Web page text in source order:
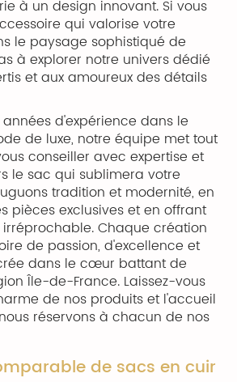
à un design innovant. Si vous
qui valorise votre
le paysage sophistiqué de
à explorer notre univers dédié
et aux amoureux des détails
d'expérience dans le
de luxe, notre équipe met tout
conseiller avec expertise et
le sac qui sublimera votre
tradition et modernité, en
pièces exclusives et en offrant
Chaque création
de passion, d'excellence et
dans le cœur battant de
Île-de-France. Laissez-vous
de nos produits et l'accueil
réservons à chacun de nos
de sacs en cuir